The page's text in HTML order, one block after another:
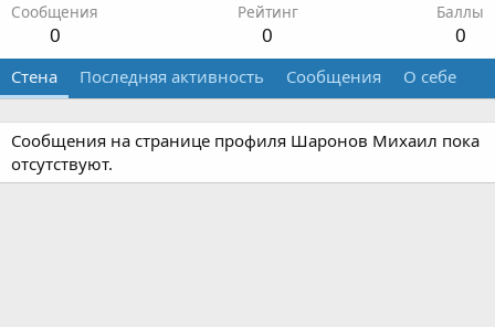
Сообщения
0
Рейтинг
0
Баллы
0
Стена Последняя активность Сообщения О себе
Сообщения на странице профиля Шаронов Михаил пока
отсутствуют.